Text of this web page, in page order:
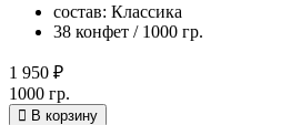
состав: Классика
38 конфет / 1000 гр.
1 950 ₽
1000 гр.
В корзину